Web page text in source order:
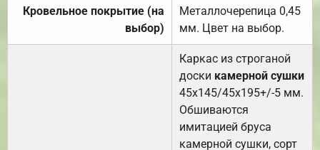
Кровельное покрытие (на
выбор)
Металлочерепица 0,45
мм. Цвет на выбор.
Каркас из строганой
доски камерной сушки
45х145/45х195+/-5 мм.
Обшиваются
имитацией бруса
камерной сушки, сорт